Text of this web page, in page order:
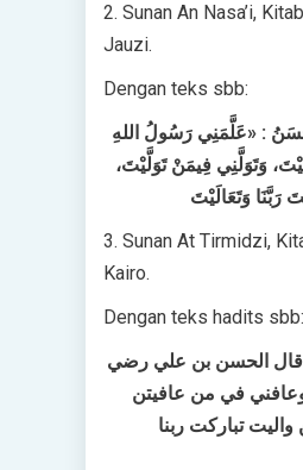
2. Sunan An Nasa’i,
Jauzi.
Dengan teks sbb:
: «عَلَّمَنِي رَسُولُ اللهِ
وَتَوَلَّنِي فِيمَنْ تَوَلَّيْتَ،
3. Sunan At Tirmidzi,
Kairo.
Dengan teks hadits sbb:
قال الحسن بن علي رضي
في من عافيتن
تباركت ربنا